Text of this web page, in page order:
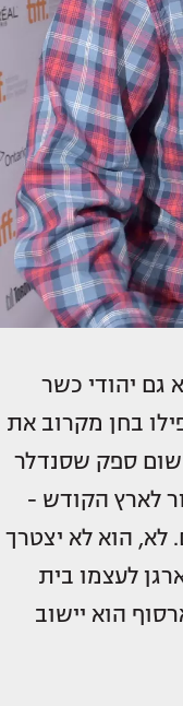
גם יהודי כשר
בחן מקרוב את
שום ספק שסנדלר
לארץ הקודש -
לא, הוא לא יצטרך
לעצמו בית
הוא יישוב